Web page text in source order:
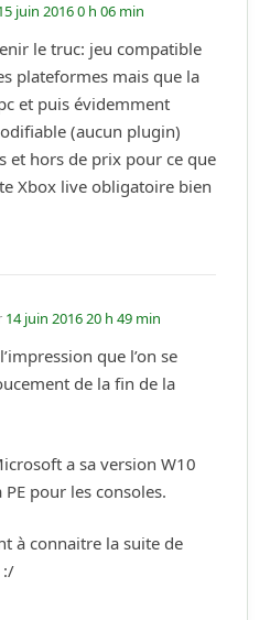
juin 2016 0 h 06 min
le truc: jeu compatible
plateformes mais que la
et puis évidemment
(aucun plugin)
et hors de prix pour ce que
Xbox live obligatoire bien
14 juin 2016 20 h 49 min
que l’on se
de la fin de la
a sa version W10
PE pour les consoles.
à connaitre la suite de
:/